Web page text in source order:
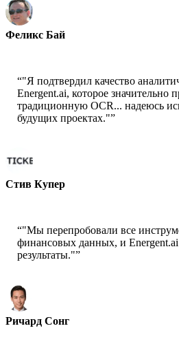
Феликс Бай
“"Я подтвердил качество
Energent.ai, которое значительно
традиционную OCR... надеюсь
будущих проектах."”
Стив Купер
“"Мы перепробовали все
финансовых данных, и
результаты."”
Ричард Сонг